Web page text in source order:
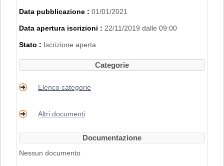
REGISTRARSI AL PORTALE. PER
PROCEDURA DI REGISTRAZIONE
CONSULTARE IL MANUALE ALLA VOCE
"ACCESSO ALL'AREA RISERVATA"
Data pubblicazione : 01/01/2021
Data apertura iscrizioni : 22/11/2019 dalle 09:00
Stato : Iscrizione aperta
Categorie
Elenco categorie
Altri documenti
Documentazione
Nessun documento